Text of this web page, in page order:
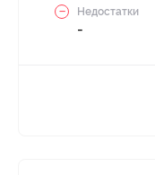
Недостатки
-